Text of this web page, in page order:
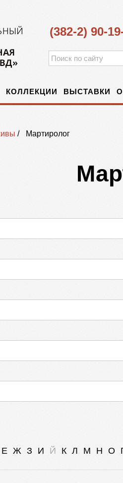
(382-2) 90-
КОЛЛЕКЦИИ ВЫСТАВКИ
/ Мартиролог
Е Ж З И Й К Л М Н О